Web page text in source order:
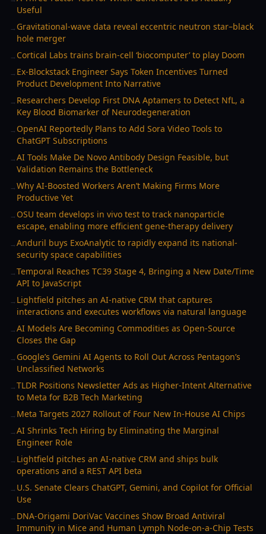
Useful
→ Gravitational-wave data reveal eccentric neutron star–black
hole merger
→ Cortical Labs trains brain-cell ‘biocomputer’ to play Doom
→ Ex-Blockstack Engineer Says Token Incentives Turned
Product Development Into Narrative
→ Researchers Develop First DNA Aptamers to Detect NfL, a
Key Blood Biomarker of Neurodegeneration
→ OpenAI Reportedly Plans to Add Sora Video Tools to
ChatGPT Subscriptions
→AI Tools Make De Novo Antibody Design Feasible, but
Validation Remains the Bottleneck
→Why AI-Boosted Workers Aren’t Making Firms More
Productive Yet
→ OSU team develops in vivo test to track nanoparticle
escape, enabling more efficient gene-therapy delivery
→Anduril buys ExoAnalytic to rapidly expand its national-
security space capabilities
→Temporal Reaches TC39 Stage 4, Bringing a New Date/Time
API to JavaScript
→ Lightfield pitches an AI-native CRM that captures
interactions and executes workflows via natural language
→AI Models Are Becoming Commodities as Open-Source
Closes the Gap
→ Google’s Gemini AI Agents to Roll Out Across Pentagon’s
Unclassified Networks
→TLDR Positions Newsletter Ads as Higher-Intent Alternative
to Meta for B2B Tech Marketing
→ Meta Targets 2027 Rollout of Four New In-House AI Chips
→AI Shrinks Tech Hiring by Eliminating the Marginal
Engineer Role
→ Lightfield pitches an AI-native CRM and ships bulk
operations and a REST API beta
→ U.S. Senate Clears ChatGPT, Gemini, and Copilot for Official
Use
→ DNA-Origami DoriVac Vaccines Show Broad Antiviral
Immunity in Mice and Human Lymph Node-on-a-Chip Tests